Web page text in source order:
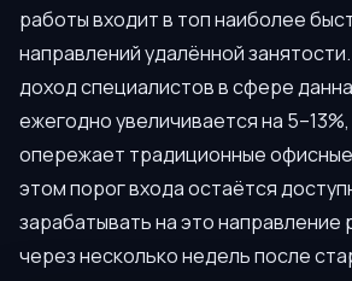
работы входит в топ наиболее
направлений удалённой
доход специалистов в сфере
ежегодно увеличивается на
опережает традиционные
этом порог входа остаётся
зарабатывать на это направление
через несколько недель после